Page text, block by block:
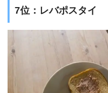
7位：レバポスタイ